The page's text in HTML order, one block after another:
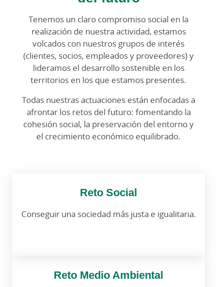
Tenemos un claro compromiso social en la
realización de nuestra actividad, estamos
volcados con nuestros grupos de interés
(clientes, socios, empleados y proveedores) y
lideramos el desarrollo sostenible en los
territorios en los que estamos presentes.
Todas nuestras actuaciones están enfocadas a
afrontar los retos del futuro: fomentando la
cohesión social, la preservación del entorno y
el crecimiento económico equilibrado.
Reto Social
Conseguir una sociedad más justa e igualitaria.
Reto Medio Ambiental